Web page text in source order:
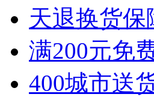
天退换货保
满200元免
400城市送